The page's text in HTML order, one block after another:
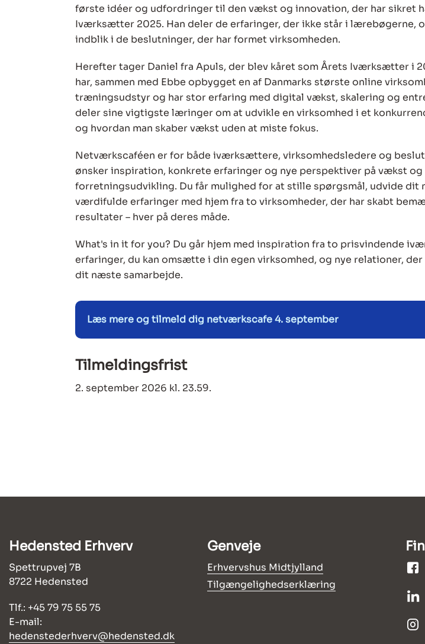
første idéer og udfordringer til den vækst og innovation, der har sikret
Iværksætter 2025. Han deler de erfaringer, der ikke står i lærebøgerne,
indblik i de beslutninger, der har formet virksomheden.
Herefter tager Daniel fra Apuls, der blev kåret som Årets Iværksætter i
har, sammen med Ebbe opbygget en af Danmarks største online
træningsudstyr og har stor erfaring med digital vækst, skalering og
deler sine vigtigste læringer om at udvikle en virksomhed i et
og hvordan man skaber vækst uden at miste fokus.
Netværkscaféen er for både iværksættere, virksomhedsledere og
ønsker inspiration, konkrete erfaringer og nye perspektiver på vækst og
forretningsudvikling. Du får mulighed for at stille spørgsmål, udvide dit
værdifulde erfaringer med hjem fra to virksomheder, der har skabt
resultater – hver på deres måde.
What's in it for you? Du går hjem med inspiration fra to prisvindende
erfaringer, du kan omsætte i din egen virksomhed, og nye relationer,
dit næste samarbejde.
Læs mere og tilmeld dig netværkscafe 4. september
Tilmeldingsfrist
2. september 2026 kl. 23.59.
Hedensted Erhverv
Spettrupvej 7B
8722 Hedensted
Tlf.: +45 79 75 55 75
E-mail:
hedenstederhverv@hedensted.dk
Genveje
Erhvervshus Midtjylland
Tilgængelighedserklæring